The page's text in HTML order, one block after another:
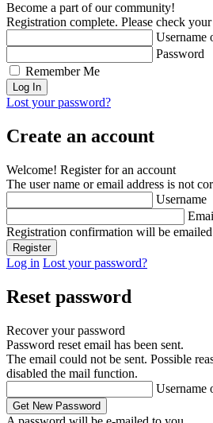
Become a part of our community!
Registration complete. Please check
Username
Password
Remember Me
Lost your password?
Create an account
Welcome! Register for an account
The user name or email address is not
Username
Registration confirmation will be
Log in Lost your password?
Reset password
Recover your password
Password reset email has been sent.
The email could not be sent. Possible
disabled the mail function.
Username